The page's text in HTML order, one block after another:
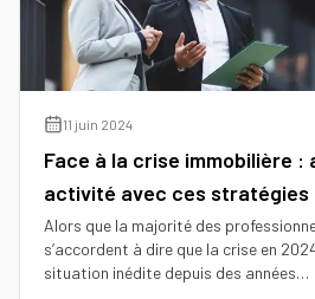
conseils
Comment
devenir
agent
immobilier
salaire
net
d'un
agent
immobilier
Nos
guides
Le
guide
de
dans
l'immobilier
Réussir
Les métiers
de
Le
mandataire
indépendant
11 juin 2024
Face à la crise immobilière
activité avec ces stratégies
Alors que la majorité des
s’accordent à dire que la crise en
situation inédite depuis des années…